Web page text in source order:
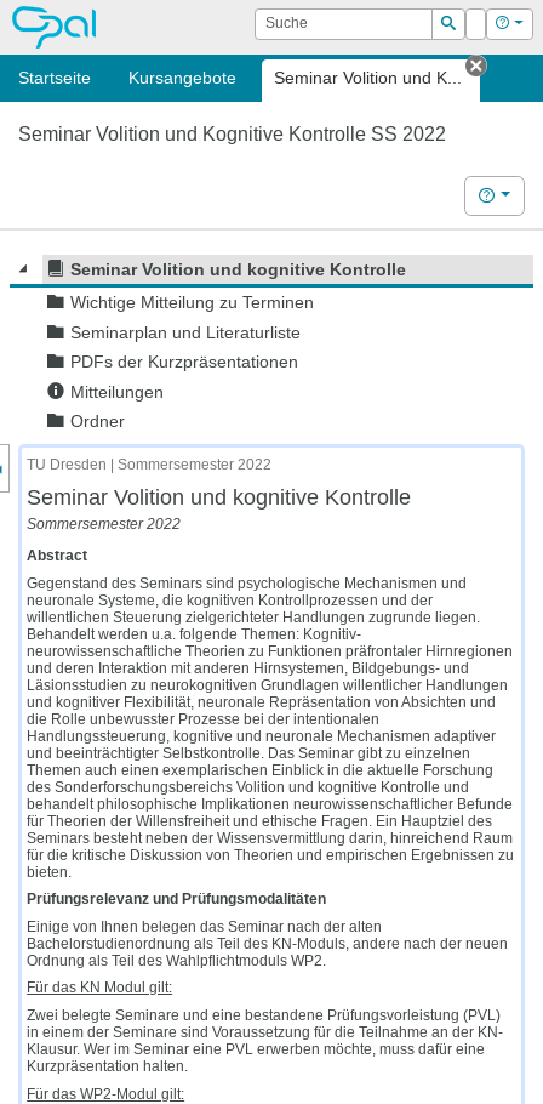
OPAL Suche
Suchen
Login Hilfe
Startseite Kursangebote Seminar Volition und K...
Tab
Seminar Volition und Kognitive Kontrolle SS 2022
Hilfe
Seminar Volition und kognitive Kontrolle
Wichtige Mitteilung zu Terminen
Seminarplan und Literaturliste
PDFs der Kurzpräsentationen
Mitteilungen
Ordner
des Kursmenüs
TU Dresden | Sommersemester 2022
Seminar Volition und kognitive Kontrolle
Sommersemester 2022
Abstract
Gegenstand des Seminars sind psychologische Mechanismen und
neuronale Systeme, die kognitiven Kontrollprozessen und der
willentlichen Steuerung zielgerichteter Handlungen zugrunde liegen.
Behandelt werden u.a. folgende Themen: Kognitiv-
neurowissenschaftliche Theorien zu Funktionen präfrontaler Hirnregionen
und deren Interaktion mit anderen Hirnsystemen, Bildgebungs- und
Läsionsstudien zu neurokognitiven Grundlagen willentlicher Handlungen
und kognitiver Flexibilität, neuronale Repräsentation von Absichten und
die Rolle unbewusster Prozesse bei der intentionalen
Handlungssteuerung, kognitive und neuronale Mechanismen adaptiver
und beeinträchtigter Selbstkontrolle. Das Seminar gibt zu einzelnen
Themen auch einen exemplarischen Einblick in die aktuelle Forschung
des Sonderforschungsbereichs Volition und kognitive Kontrolle und
behandelt philosophische Implikationen neurowissenschaftlicher Befunde
für Theorien der Willensfreiheit und ethische Fragen. Ein Hauptziel des
Seminars besteht neben der Wissensvermittlung darin, hinreichend Raum
für die kritische Diskussion von Theorien und empirischen Ergebnissen zu
bieten.
Prüfungsrelevanz und Prüfungsmodalitäten
Einige von Ihnen belegen das Seminar nach der alten
Bachelorstudienordnung als Teil des KN-Moduls, andere nach der neuen
Ordnung als Teil des Wahlpflichtmoduls WP2.
Für das KN Modul gilt:
Zwei belegte Seminare und eine bestandene Prüfungsvorleistung (PVL)
in einem der Seminare sind Voraussetzung für die Teilnahme an der KN-
Klausur. Wer im Seminar eine PVL erwerben möchte, muss dafür eine
Kurzpräsentation halten.
Für das WP2-Modul gilt: